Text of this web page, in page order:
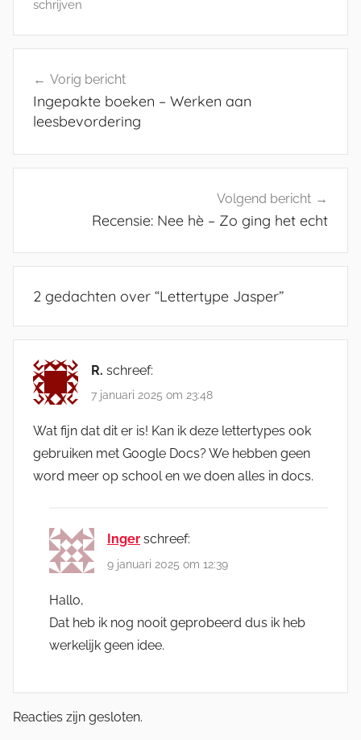
schrijven
navigatie
Vorig bericht
Ingepakte boeken – Werken aan
leesbevordering
Volgend bericht
Recensie: Nee hè – Zo ging het echt
2 gedachten over “Lettertype Jasper”
R. schreef:
7 januari 2025 om 23:48
Wat fijn dat dit er is! Kan ik deze lettertypes ook
gebruiken met Google Docs? We hebben geen
word meer op school en we doen alles in docs.
Inger schreef:
9 januari 2025 om 12:39
Hallo,
Dat heb ik nog nooit geprobeerd dus ik heb
werkelijk geen idee.
Reacties zijn gesloten.